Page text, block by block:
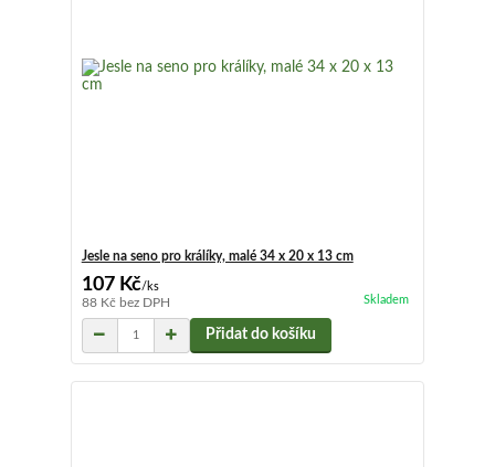
Jesle na seno pro králíky, malé 34 x 20 x 13 cm
107 Kč/ks
88 Kč bez DPH Skladem
Přidat do košíku